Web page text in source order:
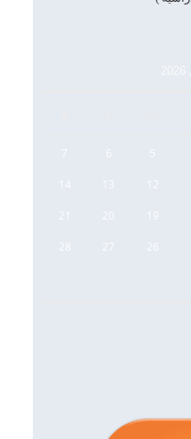
6
7
12
13
14
19
20
21
26
27
28